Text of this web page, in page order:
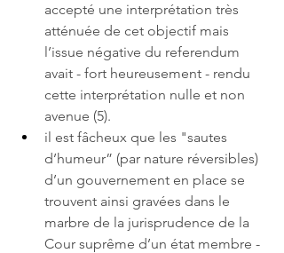
accepté une interprétation très
atténuée de cet objectif mais
l’issue négative du referendum
avait - fort heureusement - rendu
cette interprétation nulle et non
avenue (5).
il est fâcheux que les "sautes
d’humeur” (par nature réversibles)
d’un gouvernement en place se
trouvent ainsi gravées dans le
marbre de la jurisprudence de la
Cour suprême d’un état membre -